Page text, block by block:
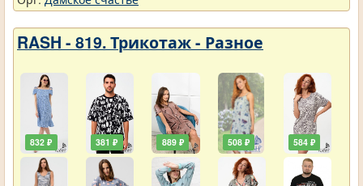
RASH - 819. Трикотаж - Разное
832 ₽ 381 ₽ 889 ₽ 508 ₽ 584 ₽